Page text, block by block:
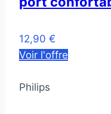
12,90 €
Voir l'offre
Philips